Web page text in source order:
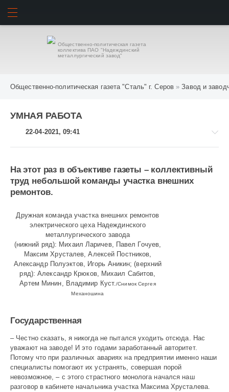
Общественно-политическая газета
коллектива ПАО "Надеждинский
металлургический завод"
Общественно-политическая газета "Сталь" г. Серов »Завод и
УМНАЯ РАБОТА
22-04-2021, 09:41
Завод
и
1
На этот раз в объективе газеты – коллективный
труд небольшой команды участка внешних
ремонтов.
Дружная команда участка внешних ремонтов
электрического цеха Надеждинского
металлургического завода
(нижний ряд): Михаил Ларичев, Павел Гочуев,
Максим Хрусталев, Алексей Постников,
Александр Полуэктов, Игорь Аникин; (верхний
ряд): Александр Крюков, Михаил Сабитов,
Артем Минин, Владимир Куст./Снимок Сергея
Механошина
Государственная
– Честно сказать, я никогда не пытался уходить отсюда. Нас
уважают на заводе! И это годами заработанный авторитет.
Потому что при различных авариях на предприятии именно наши
специалисты помогают их устранять, совершая порой
невозможное, – с этого страстного монолога начался наш
разговор в кабинете начальника участка Максима Хрусталева.